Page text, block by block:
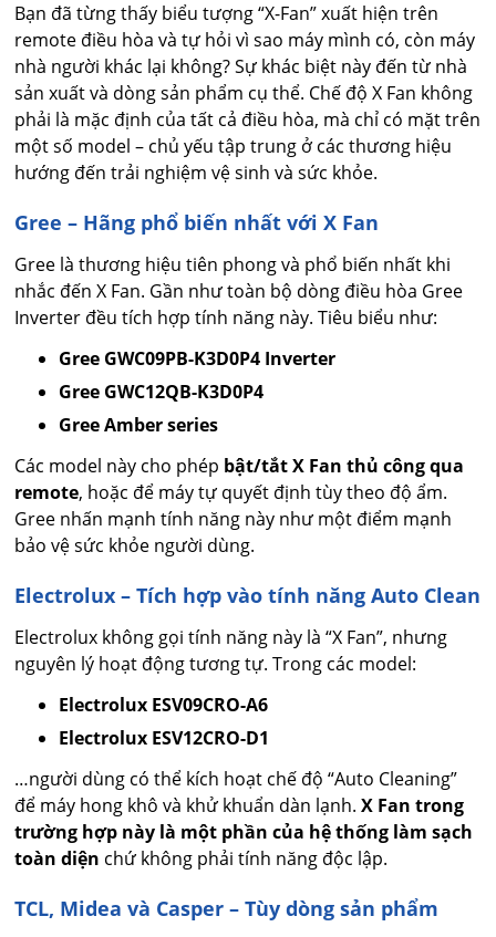
Bạn đã từng thấy biểu tượng “X-Fan” xuất hiện trên
remote điều hòa và tự hỏi vì sao máy mình có, còn máy
nhà người khác lại không? Sự khác biệt này đến từ nhà
sản xuất và dòng sản phẩm cụ thể. Chế độ X Fan không
phải là mặc định của tất cả điều hòa, mà chỉ có mặt trên
một số model – chủ yếu tập trung ở các thương hiệu
hướng đến trải nghiệm vệ sinh và sức khỏe.
Gree – Hãng phổ biến nhất với X Fan
Gree là thương hiệu tiên phong và phổ biến nhất khi
nhắc đến X Fan. Gần như toàn bộ dòng điều hòa Gree
Inverter đều tích hợp tính năng này. Tiêu biểu như:
Gree GWC09PB-K3D0P4 Inverter
Gree GWC12QB-K3D0P4
Gree Amber series
Các model này cho phép bật/tắt X Fan thủ công qua
remote, hoặc để máy tự quyết định tùy theo độ ẩm.
Gree nhấn mạnh tính năng này như một điểm mạnh
bảo vệ sức khỏe người dùng.
Electrolux – Tích hợp vào tính năng Auto Clean
Electrolux không gọi tính năng này là “X Fan”, nhưng
nguyên lý hoạt động tương tự. Trong các model:
Electrolux ESV09CRO-A6
Electrolux ESV12CRO-D1
…người dùng có thể kích hoạt chế độ “Auto Cleaning”
để máy hong khô và khử khuẩn dàn lạnh.X Fan trong
trường hợp này là một phần của hệ thống làm sạch
toàn diện chứ không phải tính năng độc lập.
TCL, Midea và Casper – Tùy dòng sản phẩm